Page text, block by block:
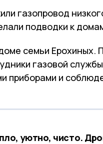
газопровод
подводки к
семьи Ерохиных.
газовой
приборами и
уютно, чисто.